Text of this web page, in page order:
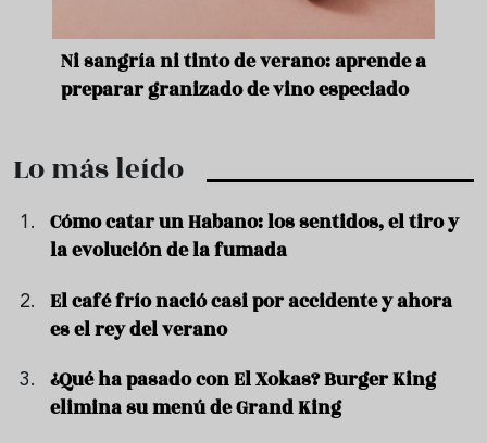
Ni sangría ni tinto de verano: aprende a
preparar granizado de vino especiado
Lo más leído
Cómo catar un Habano: los sentidos, el tiro y
la evolución de la fumada
El café frío nació casi por accidente y ahora
es el rey del verano
¿Qué ha pasado con El Xokas? Burger King
elimina su menú de Grand King